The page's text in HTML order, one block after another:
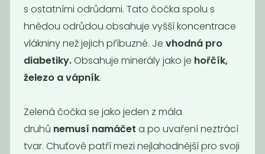
Čočka zelená
velká BIO
119Kč/ Kg
Hrách zelený
půlený BIO
89
s ostatními odrůdami. Tato čočka spolu s
hnědou odrůdou obsahuje vyšší koncentrace
vlákniny než jejich příbuzné. Je vhodná pro
diabetiky.Obsahuje minerály jako je hořčík,
železo a vápník.
Zelená čočka se jako jeden z mála
druhů nemusí namáčet a po uvaření neztrácí
tvar. Chuťově patří mezi nejlahodnější pro svoji